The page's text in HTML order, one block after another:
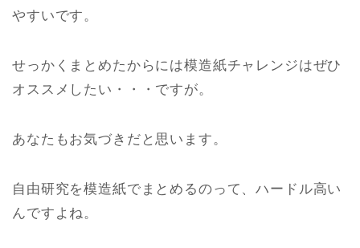
やすいです。
せっかくまとめたからには模造紙チャレンジはぜひ
オススメしたい・・・ですが。
あなたもお気づきだと思います。
自由研究を模造紙でまとめるのって、ハードル高い
んですよね。